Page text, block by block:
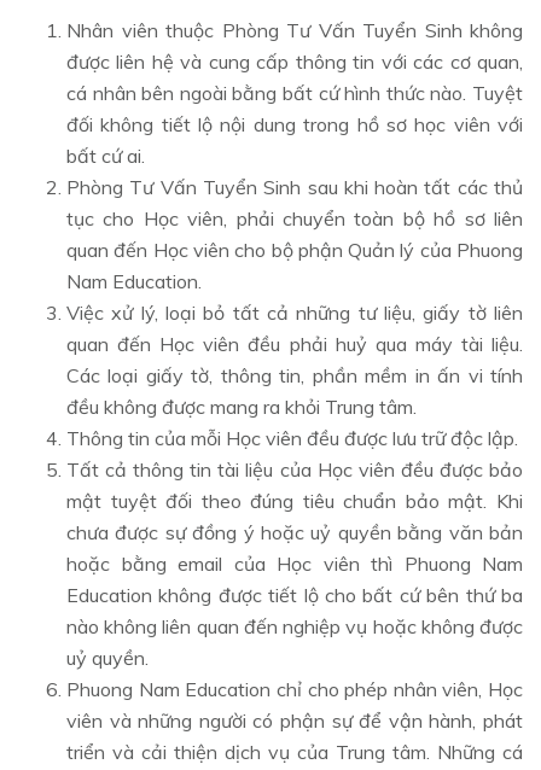
Nhân viên thuộc Phòng Tư Vấn Tuyển Sinh không
được liên hệ và cung cấp thông tin với các cơ quan,
cá nhân bên ngoài bằng bất cứ hình thức nào. Tuyệt
đối không tiết lộ nội dung trong hồ sơ học viên với
bất cứ ai.
Phòng Tư Vấn Tuyển Sinh sau khi hoàn tất các thủ
tục cho Học viên, phải chuyển toàn bộ hồ sơ liên
quan đến Học viên cho bộ phận Quản lý của Phuong
Nam Education.
Việc xử lý, loại bỏ tất cả những tư liệu, giấy tờ liên
quan đến Học viên đều phải huỷ qua máy tài liệu.
Các loại giấy tờ, thông tin, phần mềm in ấn vi tính
đều không được mang ra khỏi Trung tâm.
Thông tin của mỗi Học viên đều được lưu trữ độc lập.
Tất cả thông tin tài liệu của Học viên đều được bảo
mật tuyệt đối theo đúng tiêu chuẩn bảo mật. Khi
chưa được sự đồng ý hoặc uỷ quyền bằng văn bản
hoặc bằng email của Học viên thì Phuong Nam
Education không được tiết lộ cho bất cứ bên thứ ba
nào không liên quan đến nghiệp vụ hoặc không được
uỷ quyền.
Phuong Nam Education chỉ cho phép nhân viên, Học
viên và những người có phận sự để vận hành, phát
triển và cải thiện dịch vụ của Trung tâm. Những cá